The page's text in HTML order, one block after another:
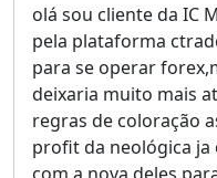
olá sou cliente da IC
pela plataforma
para se operar
deixaria muito mais
regras de coloração
profit da neológica ja
com a nova deles